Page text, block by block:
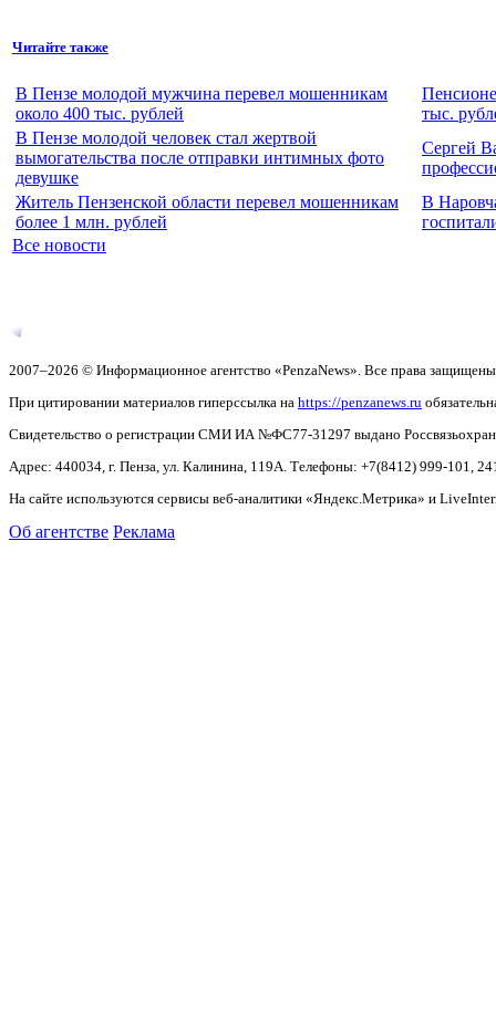
Читайте также
В Пензе молодой мужчина перевел мошенникам
около 400 тыс. рублей
тыс.
В Пензе молодой человек стал жертвой
вымогательства после отправки интимных фото
девушке
Сергей
Житель Пензенской области перевел мошенникам
более 1 млн. рублей
В
Все новости
2007–2026 © Информационное агентство «PenzaNews». Все права
При цитировании материалов гиперссылка на https://penzanews.ru
Свидетельство о регистрации СМИ ИА №ФС77-31297 выдано
Адрес: 440034, г. Пенза, ул. Калинина, 119А. Телефоны: +7(8412) 999-101,
На сайте используются сервисы веб-аналитики «Яндекс.Метрика» и
Об агентстве Реклама